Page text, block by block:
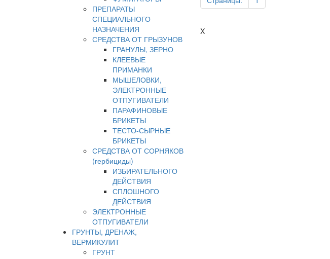
ПРЕПАРАТЫ
СПЕЦИАЛЬНОГО
НАЗНАЧЕНИЯ
СРЕДСТВА ОТ ГРЫЗУНОВ
ГРАНУЛЫ, ЗЕРНО
КЛЕЕВЫЕ
ПРИМАНКИ
МЫШЕЛОВКИ,
ЭЛЕКТРОННЫЕ
ОТПУГИВАТЕЛИ
ПАРАФИНОВЫЕ
БРИКЕТЫ
ТЕСТО-СЫРНЫЕ
БРИКЕТЫ
СРЕДСТВА ОТ СОРНЯКОВ
(гербициды)
ИЗБИРАТЕЛЬНОГО
ДЕЙСТВИЯ
СПЛОШНОГО
ДЕЙСТВИЯ
ЭЛЕКТРОННЫЕ
ОТПУГИВАТЕЛИ
ГРУНТЫ, ДРЕНАЖ,
ВЕРМИКУЛИТ
ГРУНТ
X